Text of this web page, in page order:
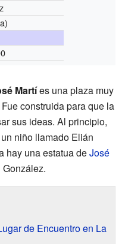
Martíes una plaza muy
Fue construida para que la
sus ideas. Al principio,
niño llamado Elián
hay una estatua deJosé
de Encuentro en La